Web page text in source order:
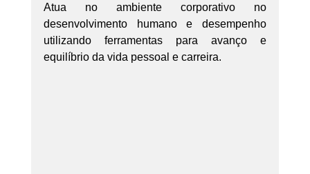
Atua no ambiente corporativo no
desenvolvimento humano e desempenho
utilizando ferramentas para avanço e
equilíbrio da vida pessoal e carreira.